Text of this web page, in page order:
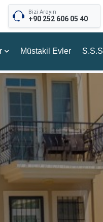
Bizi Arayın
+90 252 606 05 40
Müstakil Evler S.S.S